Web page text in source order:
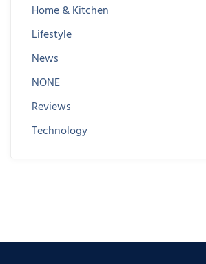
Home & Kitchen
Lifestyle
News
NONE
Reviews
Technology